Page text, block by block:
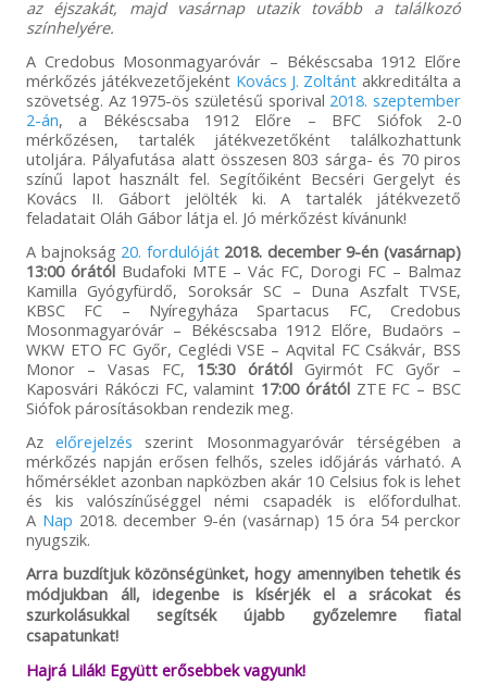
az éjszakát, majd vasárnap utazik tovább a találkozó
színhelyére.
A Credobus Mosonmagyaróvár – Békéscsaba 1912 Előre
mérkőzés játékvezetőjeként Kovács J. Zoltánt akkreditálta a
szövetség. Az 1975-ös születésű sporival 2018. szeptember
2-án, a Békéscsaba 1912 Előre – BFC Siófok 2-0
mérkőzésen, tartalék játékvezetőként találkozhattunk
utoljára. Pályafutása alatt összesen 803 sárga- és 70 piros
színű lapot használt fel. Segítőiként Becséri Gergelyt és
Kovács II. Gábort jelölték ki. A tartalék játékvezető
feladatait Oláh Gábor látja el. Jó mérkőzést kívánunk!
A bajnokság 20. fordulóját 2018. december 9-én (vasárnap)
13:00 órátólBudafoki MTE – Vác FC, Dorogi FC – Balmaz
Kamilla Gyógyfürdő, Soroksár SC – Duna Aszfalt TVSE,
KBSC FC – Nyíregyháza Spartacus FC, Credobus
Mosonmagyaróvár – Békéscsaba 1912 Előre, Budaörs –
WKW ETO FC Győr, Ceglédi VSE – Aqvital FC Csákvár, BSS
Monor – Vasas FC, 15:30 órátólGyirmót FC Győr –
Kaposvári Rákóczi FC, valamint 17:00 órátólZTE FC – BSC
Siófok párosításokban rendezik meg.
Azelőrejelzés szerint Mosonmagyaróvár térségében a
mérkőzés napján erősen felhős, szeles időjárás várható. A
hőmérséklet azonban napközben akár 10 Celsius fok is lehet
és kis valószínűséggel némi csapadék is előfordulhat.
A Nap 2018. december 9-én (vasárnap) 15 óra 54 perckor
nyugszik.
Arra buzdítjuk közönségünket, hogy amennyiben tehetik és
módjukban áll, idegenbe is kísérjék el a srácokat és
szurkolásukkal segítsék újabb győzelemre fiatal
csapatunkat!
Hajrá Lilák! Együtt erősebbek vagyunk!